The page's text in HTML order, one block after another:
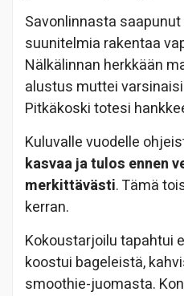
Savonlinnasta
suunitelmia rakentaa
Nälkälinnan herkkään
alustus muttei
Pitkäkoski totesi
Kuluvalle vuodelle
kasvaa ja tulos ennen
merkittävästi. Tämä
kerran.
Kokoustarjoilu tapahtui
koostui bageleistä,
smoothie-juomasta.